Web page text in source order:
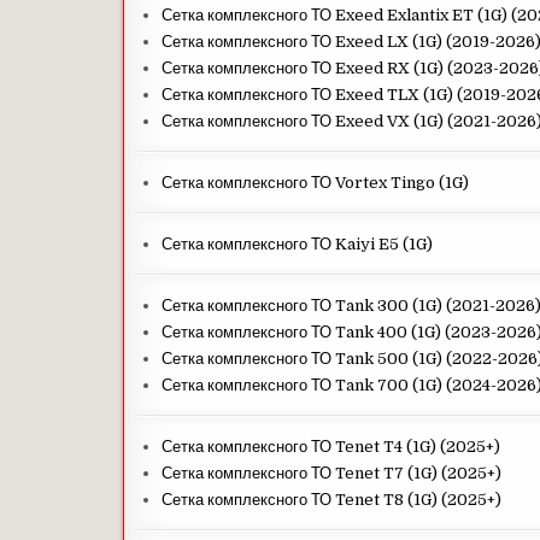
Сетка комплексного ТО Exeed Exlantix ET (1G)
Сетка комплексного ТО Exeed LX (1G) (2019-2026)
Сетка комплексного ТО Exeed RX (1G) (2023-
Сетка комплексного ТО Exeed TLX (1G) (2019-
Сетка комплексного ТО Exeed VX (1G) (2021-
Сетка комплексного ТО Vortex Tingo (1G)
Сетка комплексного ТО Kaiyi E5 (1G)
Сетка комплексного ТО Tank 300 (1G) (2021-2026)
Сетка комплексного ТО Tank 400 (1G) (2023-
Сетка комплексного ТО Tank 500 (1G) (2022-
Сетка комплексного ТО Tank 700 (1G) (2024-
Сетка комплексного ТО Tenet T4 (1G) (2025+)
Сетка комплексного ТО Tenet T7 (1G) (2025+)
Сетка комплексного ТО Tenet T8 (1G) (2025+)